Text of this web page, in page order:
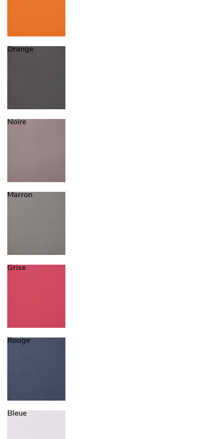
Orange
Noire
Marron
Grise
Rouge
Bleue